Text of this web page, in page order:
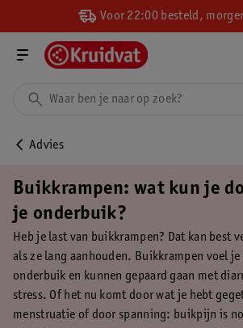
Voor 22:00 besteld,
Advies
Buikkrampen: wat kun je
je onderbuik?
Heb je last van buikkrampen? Dat kan best
als ze lang aanhouden. Buikkrampen voel
onderbuik en kunnen gepaard gaan met
stress. Of het nu komt door wat je hebt
menstruatie of door spanning: buikpijn is